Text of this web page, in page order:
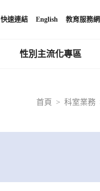
快速連結 English 教育服務網
性別主流化專區
首頁
科室業務